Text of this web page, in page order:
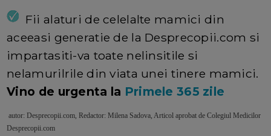
Fii alaturi de celelalte mamici din
aceeasi generatie de la Desprecopii.com si
impartasiti-va toate nelinsitile si
nelamurilrile din viata unei tinere mamici.
Vino de urgenta la Primele 365 zile
autor: Desprecopii.com, Redactor: Milena Sadova, Articol aprobat de Colegiul Medicilor
Desprecopii.com